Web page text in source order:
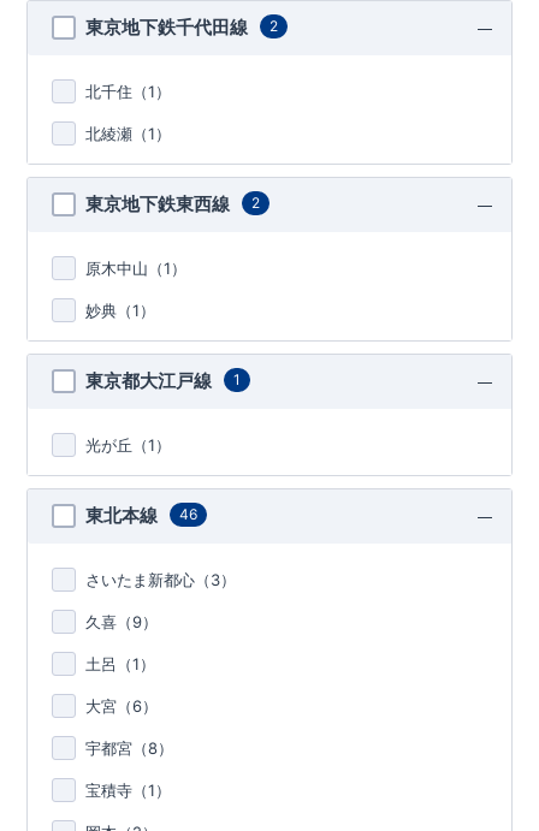
東京地下鉄千代田線 2
北千住（1）
北綾瀬（1）
東京地下鉄東西線 2
原木中山（1）
妙典（1）
東京都大江戸線 1
光が丘（1）
東北本線 46
さいたま新都心（3）
久喜（9）
土呂（1）
大宮（6）
宇都宮（8）
宝積寺（1）